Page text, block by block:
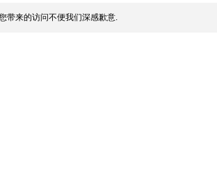
带来的访问不便我们深感歉意.